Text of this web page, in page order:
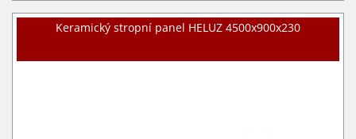
Keramický stropní panel HELUZ 4500x900x230